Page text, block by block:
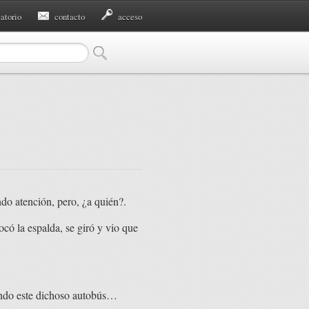
contacto acceso
atención, pero, ¿a quién?.
la espalda, se giró y vio que
este dichoso autobús…